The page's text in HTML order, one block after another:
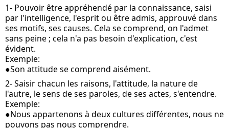
1- Pouvoir être appréhendé par la connaissance, saisi
par l'intelligence, l'esprit ou être admis, approuvé dans
ses motifs, ses causes. Cela se comprend, on l'admet
sans peine ; cela n'a pas besoin d'explication, c'est
évident.
Exemple:
●Son attitude se comprend aisément.
2- Saisir chacun les raisons, l'attitude, la nature de
l'autre, le sens de ses paroles, de ses actes, s'entendre.
Exemple:
●Nous appartenons à deux cultures différentes, nous ne
pouvons pas nous comprendre.